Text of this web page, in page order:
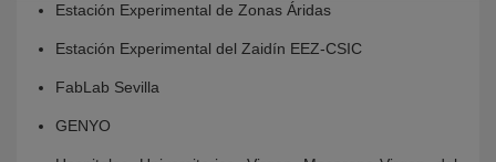
Estación Experimental de Zonas Áridas
Estación Experimental del Zaidín EEZ-CSIC
FabLab Sevilla
GENYO